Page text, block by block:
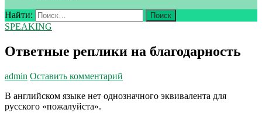
Найти:
SPEAKING
Ответные реплики на благодарность
admin Оставить комментарий
В английском языке нет однозначного эквивалента для
русского «пожалуйста».